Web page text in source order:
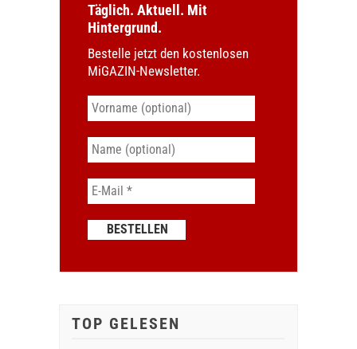
Täglich. Aktuell. Mit
Hintergrund.
Bestelle jetzt den kostenlosen
MiGAZIN-Newsletter.
TOP GELESEN